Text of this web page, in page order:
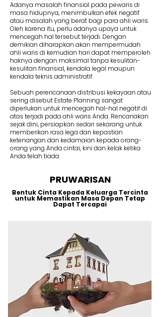
Adanya masalah finansial pada pewaris di
masa hidupnya, menimbulkan efek negatif
atau masalah yang berat bagi para ahli waris.
Oleh karena itu, perlu adanya upaya untuk
mencegah hal tersebut terjadi. Dengan
demikian diharapkan akan mempermudah
ahli waris di kemudian hari dapat memperoleh
haknya dengan maksimal tanpa kesulitan-
kesulitan finansial, kendala legal maupun
kendala teknis administratif.
Sebuah perencanaan distribusi kekayaan atau
sering disebut Estate Planning sangat
diperlukan untuk mencegah hal-hal negatif di
atas terjadi pada ahli waris Anda. Rencanakan
sejak dini, persiapkan sedari sekarang untuk
memberikan rasa lega dan kepastian
ketenangan dan kedamaian kepada orang-
orang yang Anda cintai, kini dan kelak ketika
Anda telah tiada.
PRUWARISAN
Bentuk Cinta Kepada Keluarga Tercinta
untuk Memastikan Masa Depan Tetap
Dapat Tercapai